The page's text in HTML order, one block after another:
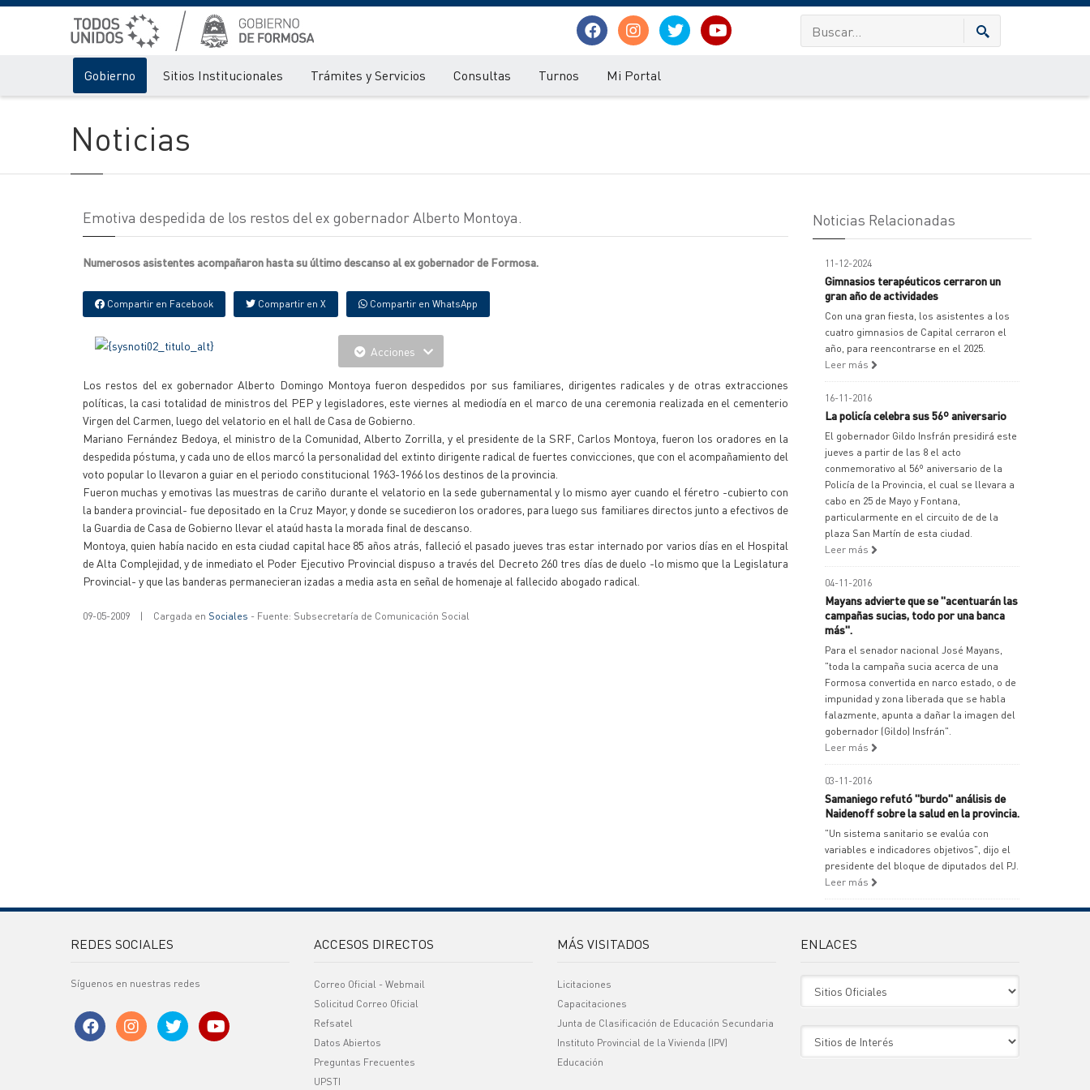
Gobierno Sitios Institucionales Trámites y Servicios Consultas Turnos Mi Portal
Noticias
Emotiva despedida de los restos del ex gobernador Alberto Montoya.
Numerosos asistentes acompañaron hasta su último descanso al ex gobernador de Formosa.
Compartir en Facebook Compartir en X Compartir en WhatsApp
Acciones
Los restos del ex gobernador Alberto Domingo Montoya fueron despedidos por sus familiares, dirigentes radicales y de otras extracciones
políticas, la casi totalidad de ministros del PEP y legisladores, este viernes al mediodía en el marco de una ceremonia realizada en el cementerio
Virgen del Carmen, luego del velatorio en el hall de Casa de Gobierno.
Mariano Fernández Bedoya, el ministro de la Comunidad, Alberto Zorrilla, y el presidente de la SRF, Carlos Montoya, fueron los oradores en la
despedida póstuma, y cada uno de ellos marcó la personalidad del extinto dirigente radical de fuertes convicciones, que con el acompañamiento del
voto popular lo llevaron a guiar en el periodo constitucional 1963-1966 los destinos de la provincia.
Fueron muchas y emotivas las muestras de cariño durante el velatorio en la sede gubernamental y lo mismo ayer cuando el féretro -cubierto con
la bandera provincial- fue depositado en la Cruz Mayor, y donde se sucedieron los oradores, para luego sus familiares directos junto a efectivos de
la Guardia de Casa de Gobierno llevar el ataúd hasta la morada final de descanso.
Montoya, quien había nacido en esta ciudad capital hace 85 años atrás, falleció el pasado jueves tras estar internado por varios días en el Hospital
de Alta Complejidad, y de inmediato el Poder Ejecutivo Provincial dispuso a través del Decreto 260 tres días de duelo -lo mismo que la Legislatura
Provincial- y que las banderas permanecieran izadas a media asta en señal de homenaje al fallecido abogado radical.
09-05-2009 | Cargada en Sociales - Fuente: Subsecretaría de Comunicación Social
Noticias Relacionadas
11-12-2024
Gimnasios terapéuticos cerraron un
gran año de actividades
Con una gran fiesta, los asistentes a los
cuatro gimnasios de Capital cerraron el
año, para reencontrarse en el 2025.
Leer más
16-11-2016
La policía celebra sus 56º aniversario
El gobernador Gildo Insfrán presidirá este
jueves a partir de las 8 el acto
conmemorativo al 56º aniversario de la
Policía de la Provincia, el cual se llevara a
cabo en 25 de Mayo y Fontana,
particularmente en el circuito de de la
plaza San Martín de esta ciudad.
Leer más
04-11-2016
Mayans advierte que se "acentuarán las
campañas sucias, todo por una banca
más".
Para el senador nacional José Mayans,
"toda la campaña sucia acerca de una
Formosa convertida en narco estado, o de
impunidad y zona liberada que se habla
falazmente, apunta a dañar la imagen del
gobernador (Gildo) Insfrán".
Leer más
03-11-2016
Samaniego refutó "burdo" análisis de
Naidenoff sobre la salud en la provincia.
"Un sistema sanitario se evalúa con
variables e indicadores objetivos", dijo el
presidente del bloque de diputados del PJ.
Leer más
REDES SOCIALES
Síguenos en nuestras redes
ACCESOS DIRECTOS
Correo Oficial - Webmail
Solicitud Correo Oficial
Refsatel
Datos Abiertos
Preguntas Frecuentes
UPSTI
MÁS VISITADOS
Licitaciones
Capacitaciones
Junta de Clasificación de Educación Secundaria
Instituto Provincial de la Vivienda (IPV)
Educación
ENLACES